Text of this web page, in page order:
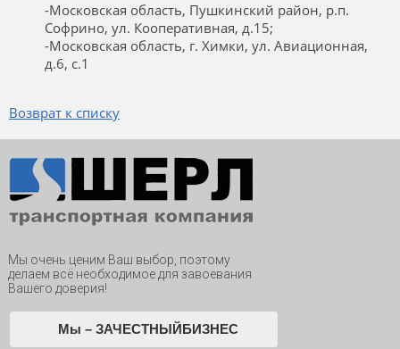
-Московская область, Пушкинский район, р.п.
Софрино, ул. Кооперативная, д.15;
-Московская область, г. Химки, ул. Авиационная,
д.6, с.1
Возврат к списку
Мы очень ценим Ваш выбор, поэтому
делаем всё необходимое для завоевания
Вашего доверия!
Мы – ЗАЧЕСТНЫЙБИЗНЕС